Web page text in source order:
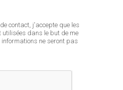
contact, j'accepte que les
dans le but de me
informations ne seront pas